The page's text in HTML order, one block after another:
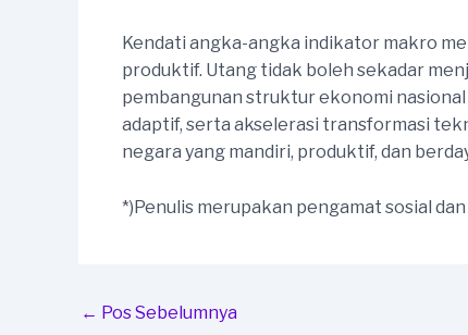
Kendati angka-angka indikator makro
produktif. Utang tidak boleh sekadar
pembangunan struktur ekonomi
adaptif, serta akselerasi transformasi
negara yang mandiri, produktif, dan
*)Penulis merupakan pengamat sosial
Post
← Pos Sebelumnya